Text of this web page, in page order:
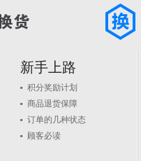
新手上路
积分奖励计划
商品退货保障
订单的几种状态
顾客必读